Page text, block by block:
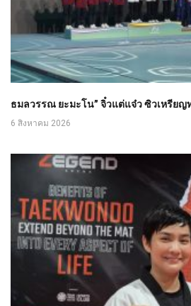
ธมลวรรณ ยะมะโน” จิ๋วแต่แจ๋ว ซิวเหรียญ
6 สิงหาคม 2026